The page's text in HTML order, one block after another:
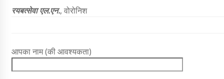
रयबत्सेवा एल.एन., वोरोनिश
आपका नाम (की आवश्यकता)